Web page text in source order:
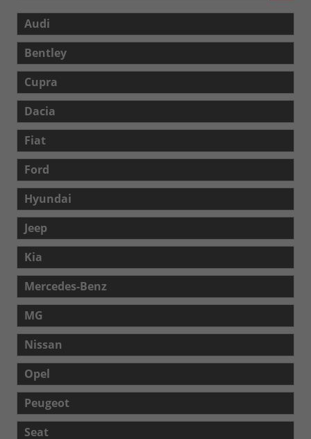
Audi
Bentley
Cupra
Dacia
Fiat
Ford
Hyundai
Jeep
Kia
Mercedes-Benz
MG
Nissan
Opel
Peugeot
Seat